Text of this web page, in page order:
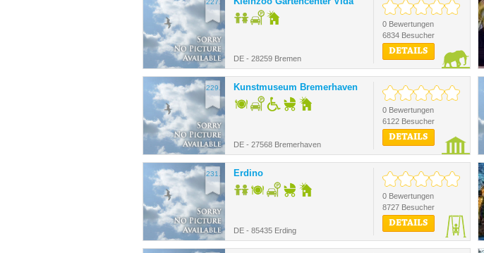
227.
DE - 28259 Bremen
0 Bewertungen
6834 Besucher
DETAILS
229. Kunstmuseum Bremerhaven
DE - 27568 Bremerhaven
0 Bewertungen
6122 Besucher
DETAILS
231. Erdino
DE - 85435 Erding
0 Bewertungen
8727 Besucher
DETAILS